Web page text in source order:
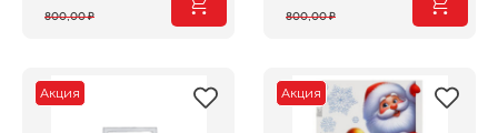
800,00₽
Первоначальная
800,00 ₽.
Текущая
800,00₽
Первоначальная
800,00 ₽.
Текущая
Акция Акция